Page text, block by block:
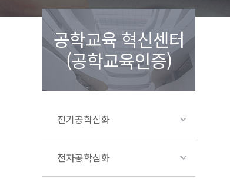
공학교육 혁신센터
(공학교육인증)
전기공학심화
전자공학심화